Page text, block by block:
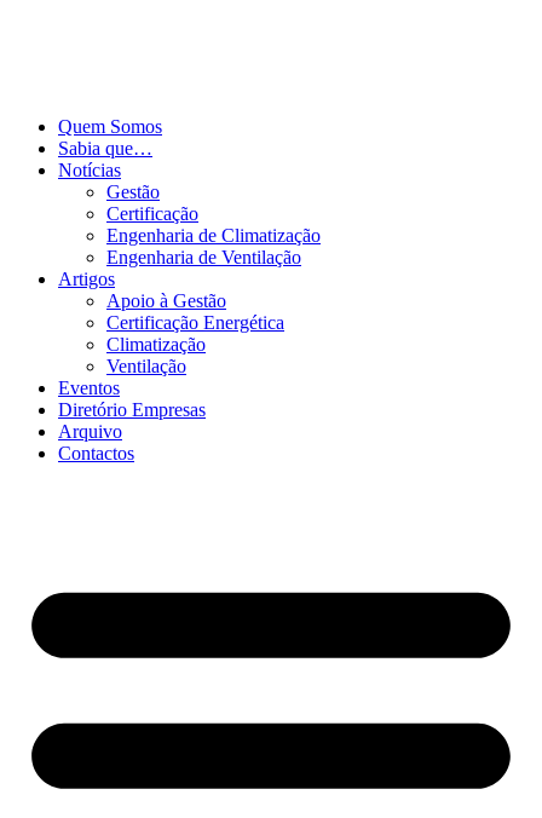
Quem Somos
Sabia que…
Notícias
Gestão
Certificação
Engenharia de Climatização
Engenharia de Ventilação
Artigos
Apoio à Gestão
Certificação Energética
Climatização
Ventilação
Eventos
Diretório Empresas
Arquivo
Contactos